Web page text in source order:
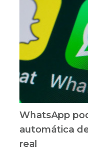
WhatsApp
automática
real